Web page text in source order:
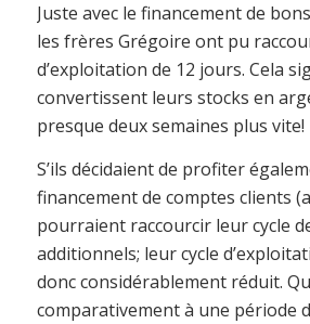
Juste avec le financement de
les frères Grégoire ont pu
d’exploitation de 12 jours. Cela
convertissent leurs stocks en
presque deux semaines plus vite!
S’ils décidaient de profiter
financement de comptes clients
pourraient raccourcir leur cycle
additionnels; leur cycle
donc considérablement réduit.
comparativement à une période